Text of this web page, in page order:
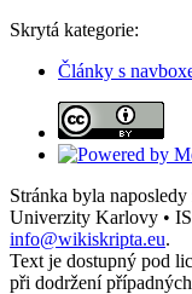
Skrytá kategorie:
Články s
Stránka byla
Univerzity Karlovy •
info@wikiskripta.eu.
Text je dostupný pod
při dodržení případných